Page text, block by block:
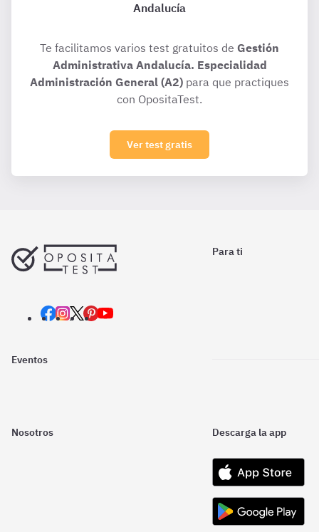
Andalucía
Te facilitamos varios test gratuitos de Gestión
Administrativa Andalucía. Especialidad
Administración General (A2) para que practiques
con OpositaTest.
Ver test gratis
Para ti
Eventos
Nosotros Descarga la app